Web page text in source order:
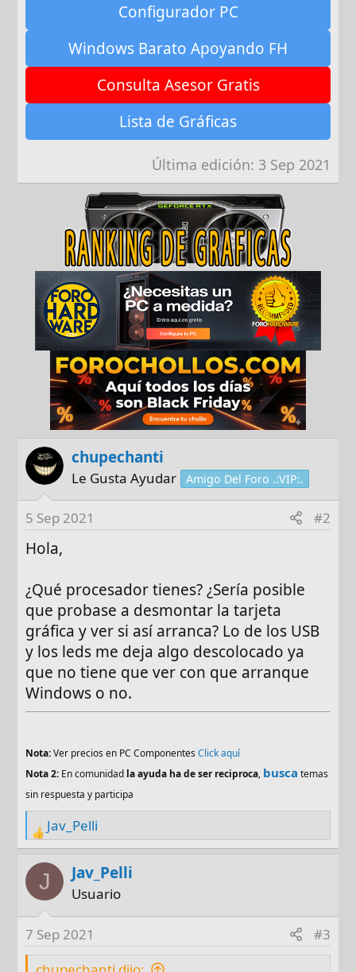
Configurador PC
Windows Barato Apoyando FH
Consulta Asesor Gratis
Lista de Gráficas
Última edición: 3 Sep 2021
chupechanti
Le Gusta Ayudar Amigo Del Foro .:VIP:.
5 Sep 2021 #2
Hola,
¿Qué procesador tienes? ¿Sería posible
que probase a desmontar la tarjeta
gráfica y ver si así arranca? Lo de los USB
y los leds me deja algo descolocado ya
que no tiene que ver con que arranque
Windows o no.
Nota:Ver precios en PC ComponentesClick aquí
Nota 2: En comunidad la ayuda ha de ser reciproca, busca temas
sin respuesta y participa
R
e
a
o
Jav_Pelli
J Jav_Pelli
Usuario
7 Sep 2021
#3